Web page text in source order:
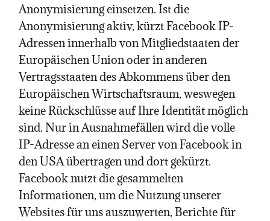
Anonymisierung einsetzen. Ist die
Anonymisierung aktiv, kürzt Facebook IP-
Adressen innerhalb von Mitgliedstaaten der
Europäischen Union oder in anderen
Vertragsstaaten des Abkommens über den
Europäischen Wirtschaftsraum, weswegen
keine Rückschlüsse auf Ihre Identität möglich
sind. Nur in Ausnahmefällen wird die volle
IP-Adresse an einen Server von Facebook in
den USA übertragen und dort gekürzt.
Facebook nutzt die gesammelten
Informationen, um die Nutzung unserer
Websites für uns auszuwerten, Berichte für